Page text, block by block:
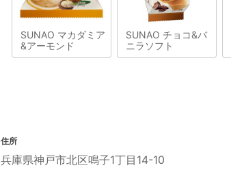
SUNAO マカダミア
&アーモンド
SUNAO チョコ&バ
ニラソフト
住所
兵庫県神戸市北区鳴子1丁目14-10